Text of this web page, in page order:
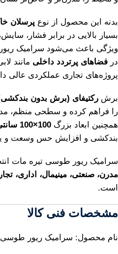
بدنه این محصول از نوع پرسلان
بسیار بالایی در برابر فشار،
ویژگی باعث می‌شود سرامیک
در فضاهای پرتردد داخلی مانند
پروژه‌های تجاری عملکردی عالی
برش رکتیفای (برش بدون
را فراهم کرده و سطحی منظم،
همچنین ابعاد بزرگ 100×100 سانتی‌متر
بندکشی و افزایش حس وسعت و
سرامیک ریور طوسی تیره مات
مدرن، صنعتی، مینیمال، اداری،
است.
مشخصات فنی کالا
نام محصول: سرامیک ریور طوسی